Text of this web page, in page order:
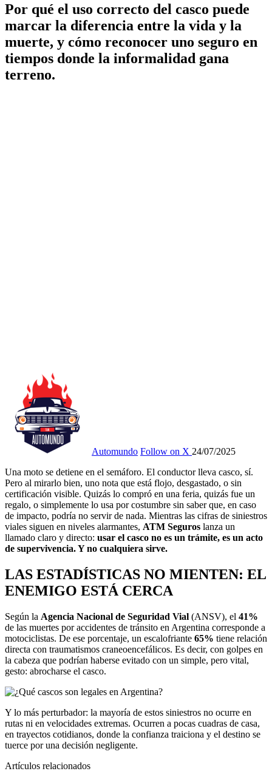
Por qué el uso correcto del casco puede
marcar la diferencia entre la vida y la
muerte, y cómo reconocer uno seguro en
tiempos donde la informalidad gana
terreno.
Automundo Follow on X 24/07/2025
Una moto se detiene en el semáforo. El conductor lleva casco, sí.
Pero al mirarlo bien, uno nota que está flojo, desgastado, o sin
certificación visible. Quizás lo compró en una feria, quizás fue un
regalo, o simplemente lo usa por costumbre sin saber que, en caso
de impacto, podría no servir de nada. Mientras las cifras de siniestros
viales siguen en niveles alarmantes, ATM Seguros lanza un
llamado claro y directo: usar el casco no es un trámite, es un acto
de supervivencia. Y no cualquiera sirve.
LAS ESTADÍSTICAS NO MIENTEN: EL
ENEMIGO ESTÁ CERCA
Según la Agencia Nacional de Seguridad Vial (ANSV), el 41%
de las muertes por accidentes de tránsito en Argentina corresponde a
motociclistas. De ese porcentaje, un escalofriante 65% tiene relación
directa con traumatismos craneoencefálicos. Es decir, con golpes en
la cabeza que podrían haberse evitado con un simple, pero vital,
gesto: abrocharse el casco.
Y lo más perturbador: la mayoría de estos siniestros no ocurre en
rutas ni en velocidades extremas. Ocurren a pocas cuadras de casa,
en trayectos cotidianos, donde la confianza traiciona y el destino se
tuerce por una decisión negligente.
Artículos relacionados